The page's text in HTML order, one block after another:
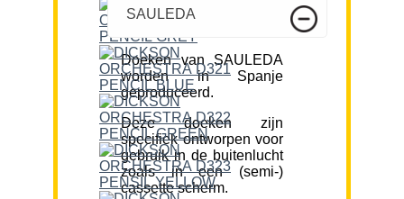
SAULEDA
Doeken van SAULEDA
worden in Spanje
geproduceerd.
Deze doeken zijn
specifiek ontworpen voor
gebruik in de buitenlucht
zoals in een (semi-)
cassette scherm.